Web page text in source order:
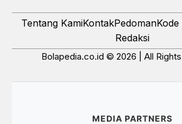
Tentang KamiKontakPedomanKode
Redaksi
Bolapedia.co.id © 2026 | All
MEDIA PARTNERS